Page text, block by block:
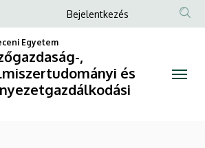
Anonim
fiók
menüje
Bejelentkezés
Egyetem
,
és